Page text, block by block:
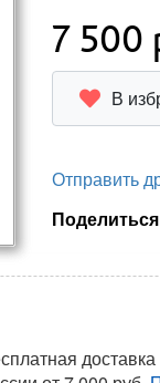
7 500
В
Отправить
Поделиться